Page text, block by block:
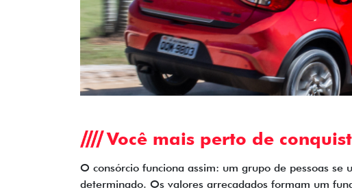
Você mais perto de
O consórcio funciona assim: um grupo de pessoas
determinado. Os valores arrecadados formam um